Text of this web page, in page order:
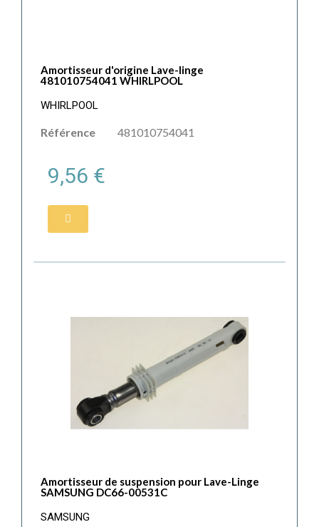
Amortisseur d'origine Lave-linge
481010754041 WHIRLPOOL
WHIRLPOOL
Référence 481010754041
9,56 €
Amortisseur de suspension pour Lave-Linge
SAMSUNG DC66-00531C
SAMSUNG